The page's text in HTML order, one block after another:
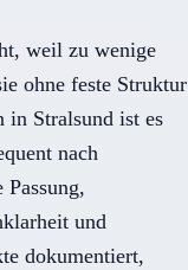
weil zu wenige
ohne feste Struktur
in Stralsund ist es
nach
und
dokumentiert,